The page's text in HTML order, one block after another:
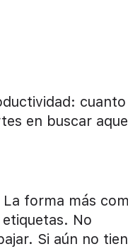
cuanto
en buscar
La forma más
No
Si aún no